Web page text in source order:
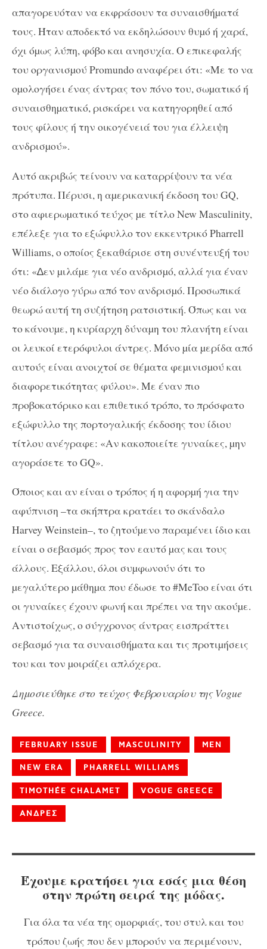
απαγορευόταν να εκφράσουν τα συναισθήµατά
τους. Ήταν αποδεκτό να εκδηλώσουν θυµό ή χαρά,
όχι όµως λύπη, φόβο και ανησυχία. Ο επικεφαλής
του οργανισµού Promundo αναφέρει ότι: «Με το να
οµολογήσει ένας άντρας τον πόνο του, σωµατικό ή
συναισθηµατικό, ρισκάρει να κατηγορηθεί από
τους φίλους ή την οικογένειά του για έλλειψη
ανδρισµού».
Αυτό ακριβώς τείνουν να καταρρίψουν τα νέα
πρότυπα. Πέρυσι, η αµερικανική έκδοση του GQ,
στο αφιερωµατικό τεύχος µε τίτλο New Masculinity,
επέλεξε για το εξώφυλλο τον εκκεντρικό Pharrell
Williams, ο οποίος ξεκαθάρισε στη συνέντευξή του
ότι: «∆εν µιλάµε για νέο ανδρισµό, αλλά για έναν
νέο διάλογο γύρω από τον ανδρισµό. Προσωπικά
θεωρώ αυτή τη συζήτηση ρατσιστική. Όπως και να
το κάνουµε, η κυρίαρχη δύναµη του πλανήτη είναι
οι λευκοί ετερόφυλοι άντρες. Μόνο µία µερίδα από
αυτούς είναι ανοιχτοί σε θέµατα φεµινισµού και
διαφορετικότητας φύλου». Με έναν πιο
προβοκατόρικο και επιθετικό τρόπο, το πρόσφατο
εξώφυλλο της πορτογαλικής έκδοσης του ίδιου
τίτλου ανέγραφε: «Αν κακοποιείτε γυναίκες, µην
αγοράσετε το GQ».
Όποιος και αν είναι ο τρόπος ή η αφορµή για την
αφύπνιση –τα σκήπτρα κρατάει το σκάνδαλο
Harvey Weinstein–, το ζητούµενο παραµένει ίδιο και
είναι ο σεβασµός προς τον εαυτό µας και τους
άλλους. Εξάλλου, όλοι συµφωνούν ότι το
µεγαλύτερο µάθηµα που έδωσε το #MeToo είναι ότι
οι γυναίκες έχουν φωνή και πρέπει να την ακούµε.
Αντιστοίχως, ο σύγχρονος άντρας εισπράττει
σεβασµό για τα συναισθήµατα και τις προτιµήσεις
του και τον µοιράζει απλόχερα.
Δημοσιεύθηκε στο τεύχος Φεβρουαρίου της Vogue
Greece.
FEBRUARY ISSUE MASCULINITY MEN
NEW ERA PHARRELL WILLIAMS
TIMOTHÉE CHALAMET VOGUE GREECE
ΑΝΔΡΕΣ
Έχουμε κρατήσει για εσάς μια θέση
στην πρώτη σειρά της μόδας.
Για όλα τα νέα της ομορφιάς, του στυλ και του
τρόπου ζωής που δεν μπορούν να περιμένουν,